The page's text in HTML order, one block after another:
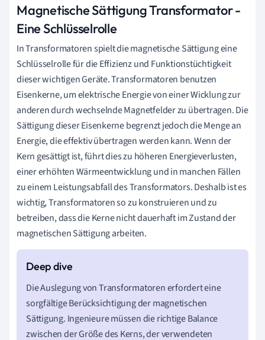
Magnetische Sättigung Transformator -
Eine Schlüsselrolle
In Transformatoren spielt die magnetische Sättigung eine
Schlüsselrolle für die Effizienz und Funktionstüchtigkeit
dieser wichtigen Geräte. Transformatoren benutzen
Eisenkerne, um elektrische Energie von einer Wicklung zur
anderen durch wechselnde Magnetfelder zu übertragen. Die
Sättigung dieser Eisenkerne begrenzt jedoch die Menge an
Energie, die effektiv übertragen werden kann. Wenn der
Kern gesättigt ist, führt dies zu höheren Energieverlusten,
einer erhöhten Wärmeentwicklung und in manchen Fällen
zu einem Leistungsabfall des Transformators. Deshalb ist es
wichtig, Transformatoren so zu konstruieren und zu
betreiben, dass die Kerne nicht dauerhaft im Zustand der
magnetischen Sättigung arbeiten.
Die Auslegung von Transformatoren erfordert eine
sorgfältige Berücksichtigung der magnetischen
Sättigung. Ingenieure müssen die richtige Balance
zwischen der Größe des Kerns, der verwendeten